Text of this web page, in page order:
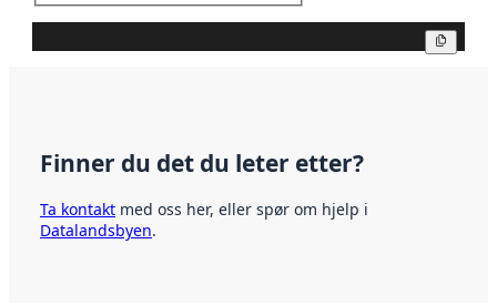
Finner du det du leter etter?
Ta kontakt med oss her, eller spør om hjelp i
Datalandsbyen.